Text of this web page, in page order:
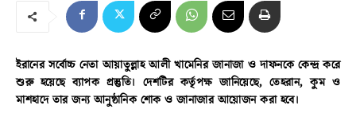
ইরানের সর্বোচ্চ নেতা আয়াতুল্লাহ আলী খামেনির জানাজা ও দাফনকে কেন্দ্র করে
শুরু হয়েছে ব্যাপক প্রস্তুতি। দেশটির কর্তৃপক্ষ জানিয়েছে, তেহরান, কুম ও
মাশহাদে তার জন্য আনুষ্ঠানিক শোক ও জানাজার আয়োজন করা হবে।